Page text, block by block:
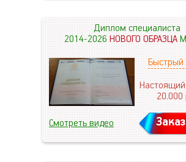
Диплом специалиста
2014-2026НОВОГО ОБРАЗЦА
Быстрый
20.000
Смотреть видео